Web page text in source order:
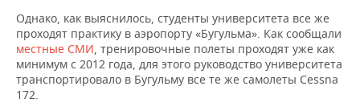
ВОЛЕЙБОЛ
КИБЕРСПОРТ
ФИГУРНОЕ КАТАНИЕ
ИСТОРИЯ
КУЛЬТУРА
МЕДИЦИНА
СПИСОК ПЕРСОН
СПИСОК КОМПАНИЙ
ПОЛНАЯ ВЕРСИЯ
Однако, как выяснилось, студенты университета все же
проходят практику в аэропорту «Бугульма». Как сообщали
местные СМИ, тренировочные полеты проходят уже как
минимум с 2012 года, для этого руководство университета
транспортировало в Бугульму все те же самолеты Cessna
172.